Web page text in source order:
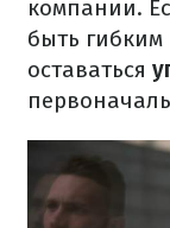
компании.
быть гибким
оставаться